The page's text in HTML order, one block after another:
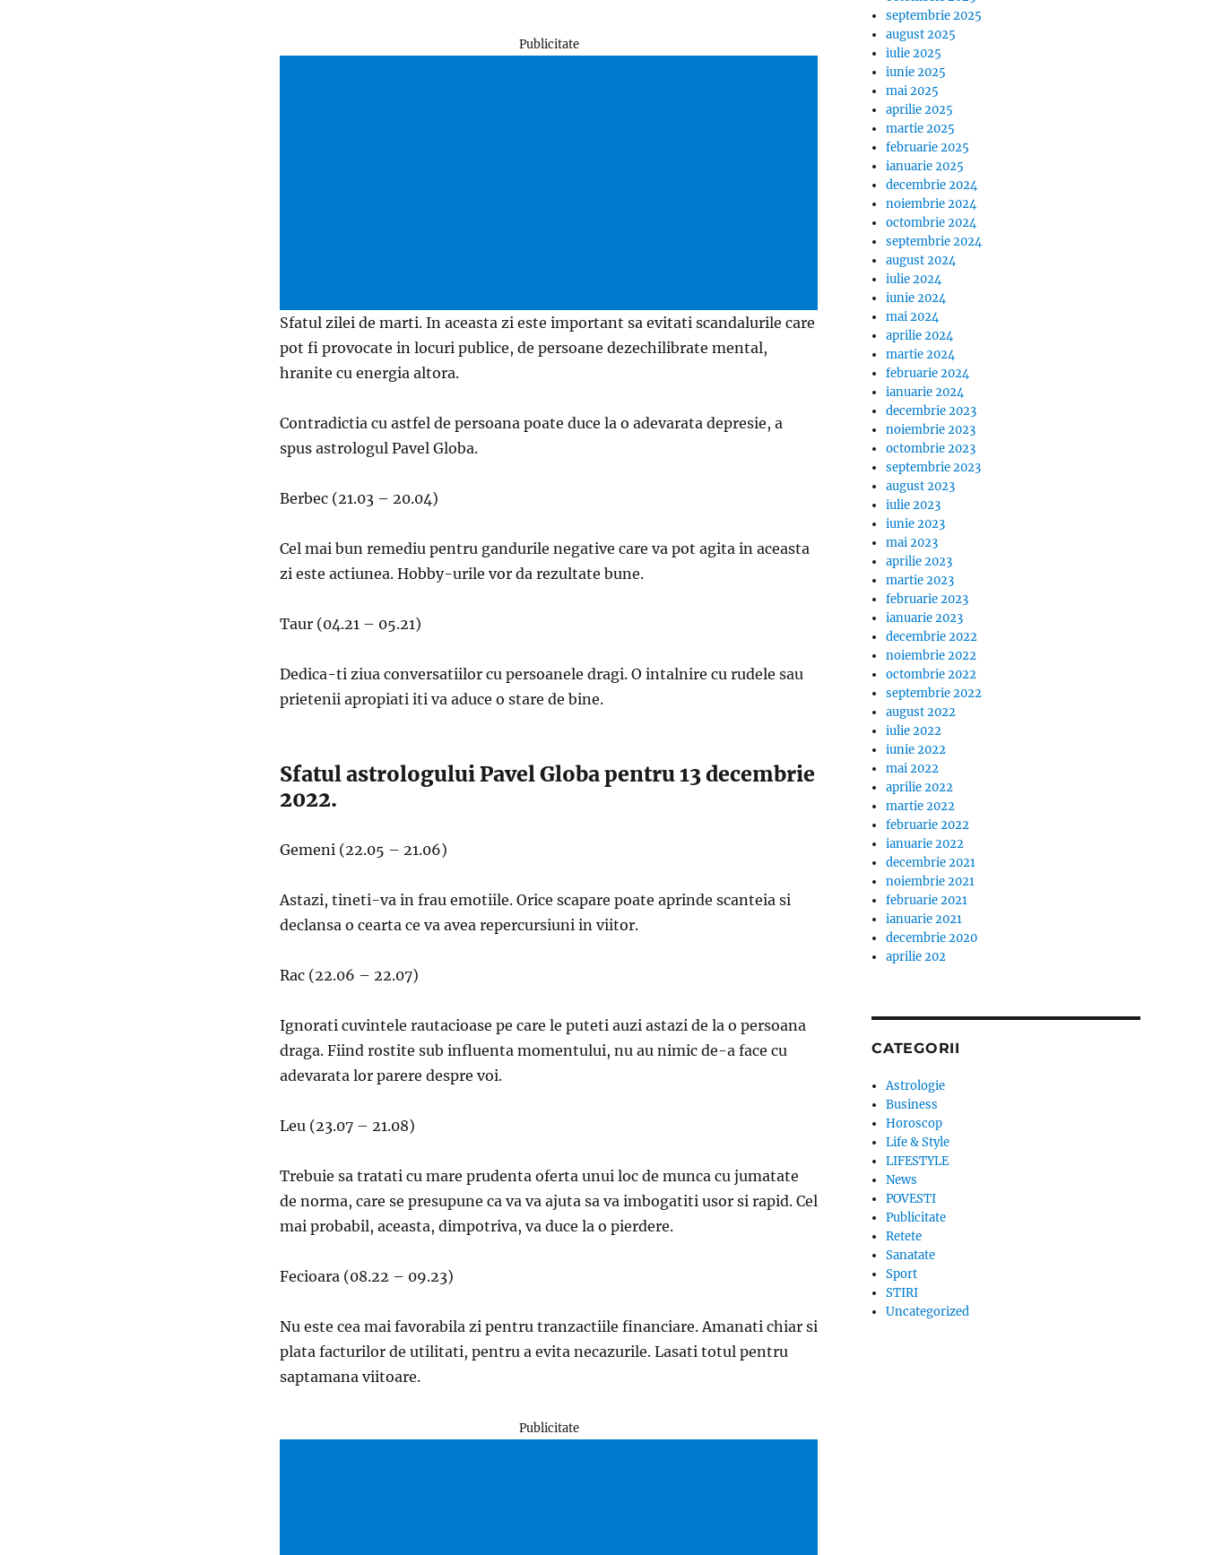
Publicitate
Sfatul zilei de marti. In aceasta zi este important sa evitati scandalurile care
pot fi provocate in locuri publice, de persoane dezechilibrate mental,
hranite cu energia altora.
Contradictia cu astfel de persoana poate duce la o adevarata depresie, a
spus astrologul Pavel Globa.
Berbec (21.03 – 20.04)
Cel mai bun remediu pentru gandurile negative care va pot agita in aceasta
zi este actiunea. Hobby-urile vor da rezultate bune.
Taur (04.21 – 05.21)
Dedica-ti ziua conversatiilor cu persoanele dragi. O intalnire cu rudele sau
prietenii apropiati iti va aduce o stare de bine.
Sfatul astrologului Pavel Globa pentru 13 decembrie
2022.
Gemeni (22.05 – 21.06)
Astazi, tineti-va in frau emotiile. Orice scapare poate aprinde scanteia si
declansa o cearta ce va avea repercursiuni in viitor.
Rac (22.06 – 22.07)
Ignorati cuvintele rautacioase pe care le puteti auzi astazi de la o persoana
draga. Fiind rostite sub influenta momentului, nu au nimic de-a face cu
adevarata lor parere despre voi.
Leu (23.07 – 21.08)
Trebuie sa tratati cu mare prudenta oferta unui loc de munca cu jumatate
de norma, care se presupune ca va va ajuta sa va imbogatiti usor si rapid. Cel
mai probabil, aceasta, dimpotriva, va duce la o pierdere.
Fecioara (08.22 – 09.23)
Nu este cea mai favorabila zi pentru tranzactiile financiare. Amanati chiar si
plata facturilor de utilitati, pentru a evita necazurile. Lasati totul pentru
saptamana viitoare.
Publicitate
septembrie 2025
august 2025
iulie 2025
iunie 2025
mai 2025
aprilie 2025
martie 2025
februarie 2025
ianuarie 2025
decembrie 2024
noiembrie 2024
octombrie 2024
septembrie 2024
august 2024
iulie 2024
iunie 2024
mai 2024
aprilie 2024
martie 2024
februarie 2024
ianuarie 2024
decembrie 2023
noiembrie 2023
octombrie 2023
septembrie 2023
august 2023
iulie 2023
iunie 2023
mai 2023
aprilie 2023
martie 2023
februarie 2023
ianuarie 2023
decembrie 2022
noiembrie 2022
octombrie 2022
septembrie 2022
august 2022
iulie 2022
iunie 2022
mai 2022
aprilie 2022
martie 2022
februarie 2022
ianuarie 2022
decembrie 2021
noiembrie 2021
februarie 2021
ianuarie 2021
decembrie 2020
aprilie 202
CATEGORII
Astrologie
Business
Horoscop
Life & Style
LIFESTYLE
News
POVESTI
Publicitate
Retete
Sanatate
Sport
STIRI
Uncategorized